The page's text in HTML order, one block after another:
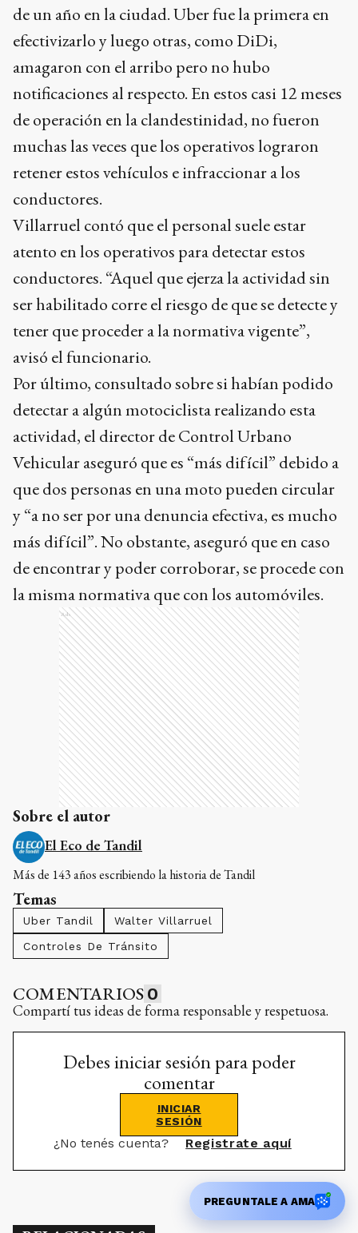
de un año en la ciudad. Uber fue la primera en
efectivizarlo y luego otras, como DiDi,
amagaron con el arribo pero no hubo
notificaciones al respecto. En estos casi 12 meses
de operación en la clandestinidad, no fueron
muchas las veces que los operativos lograron
retener estos vehículos e infraccionar a los
conductores.
Villarruel contó que el personal suele estar
atento en los operativos para detectar estos
conductores. “Aquel que ejerza la actividad sin
ser habilitado corre el riesgo de que se detecte y
tener que proceder a la normativa vigente”,
avisó el funcionario.
Por último, consultado sobre si habían podido
detectar a algún motociclista realizando esta
actividad, el director de Control Urbano
Vehicular aseguró que es “más difícil” debido a
que dos personas en una moto pueden circular
y “a no ser por una denuncia efectiva, es mucho
más difícil”. No obstante, aseguró que en caso
de encontrar y poder corroborar, se procede con
la misma normativa que con los automóviles.
Ads
Sobre el autor
El Eco de Tandil
Más de 143 años escribiendo la historia de Tandil
Temas
Uber Tandil
Walter Villarruel
Controles De Tránsito
COMENTARIOS 0
Compartí tus ideas de forma responsable y respetuosa.
Debes iniciar sesión para poder
comentar
INICIAR
SESIÓN
¿No tenés cuenta? Registrate aquí
PREGUNTALE A AMA